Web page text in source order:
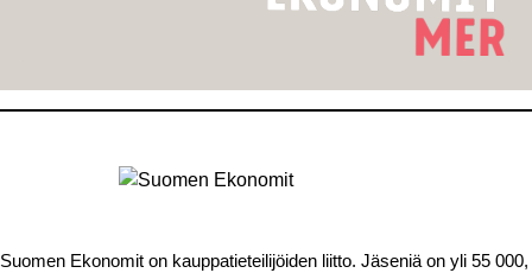
Suomen Ekonomit on kauppatieteilijöiden liitto. Jäseniä on yli 55 000,